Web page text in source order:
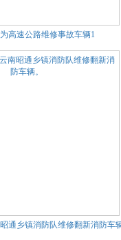
高速公路维修事故车辆1
通乡镇消防队维修翻新消防车辆